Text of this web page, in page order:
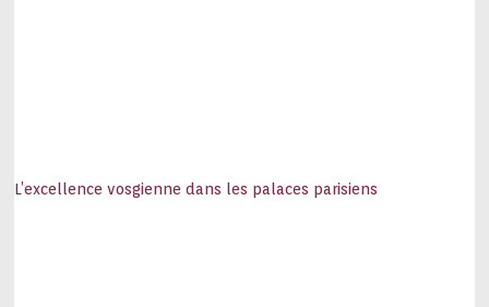
L’excellence vosgienne dans les palaces parisiens